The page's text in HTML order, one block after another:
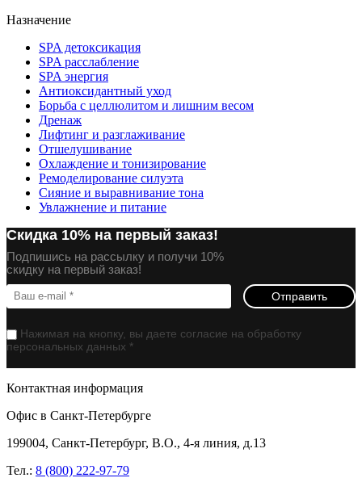
Назначение
SPA детоксикация
SPA расслабление
SPA энергия
Антиоксидантный уход
Борьба с целлюлитом и лишним весом
Дренаж
Лифтинг и разглаживание
Отшелушивание
Охлаждение и тонизирование
Ремоделирование силуэта
Сияние и выравнивание тона
Увлажнение и питание
Скидка 10% на первый заказ!
Подпишись на рассылку и получи 10%
скидку на первый заказ!
Отправить
Нажимая на кнопку, вы даете согласие на обработку
персональных данных *
Контактная информация
Офис в Санкт-Петербурге
199004, Санкт-Петербург, В.О., 4-я линия, д.13
Тел.: 8 (800) 222-97-79